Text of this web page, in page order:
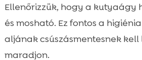
Ellenőrizzük, hogy a kutyaágy
és mosható. Ez fontos a
aljának csúszásmentesnek
maradjon.